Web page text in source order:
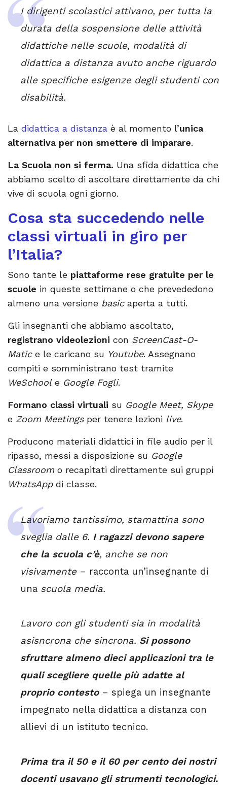
I dirigenti scolastici attivano, per tutta la
durata della sospensione delle attività
didattiche nelle scuole, modalità di
didattica a distanza avuto anche riguardo
alle specifiche esigenze degli studenti con
disabilità.
La didattica a distanza è al momento l’unica
alternativa per non smettere di imparare.
La Scuola non si ferma. Una sfida didattica che
abbiamo scelto di ascoltare direttamente da chi
vive di scuola ogni giorno.
Cosa sta succedendo nelle
classi virtuali in giro per
l’Italia?
Sono tante le piattaforme rese gratuite per le
scuole in queste settimane o che prevededono
almeno una versione basicaperta a tutti.
Gli insegnanti che abbiamo ascoltato,
registrano videolezioni con ScreenCast-O-
Matice le caricano su Youtube. Assegnano
compiti e somministrano test tramite
WeSchoole Google Fogli.
Formano classi virtuali su Google Meet, Skype
e Zoom Meetingsper tenere lezioni live.
Producono materiali didattici in file audio per il
ripasso, messi a disposizione su Google
Classroom o recapitati direttamente sui gruppi
WhatsAppdi classe.
Lavoriamo tantissimo, stamattina sono
sveglia dalle 6. I ragazzi devono sapere
che la scuola c’è, anche se non
visivamente– racconta un’insegnante di
una scuola media.
Lavoro con gli studenti sia in modalità
asisncrona che sincrona. Si possono
sfruttare almeno dieci applicazioni tra le
quali scegliere quelle più adatte al
proprio contesto– spiega un insegnante
impegnato nella didattica a distanza con
allievi di un istituto tecnico.
Prima tra il 50 e il 60 per cento dei nostri
docenti usavano gli strumenti tecnologici.